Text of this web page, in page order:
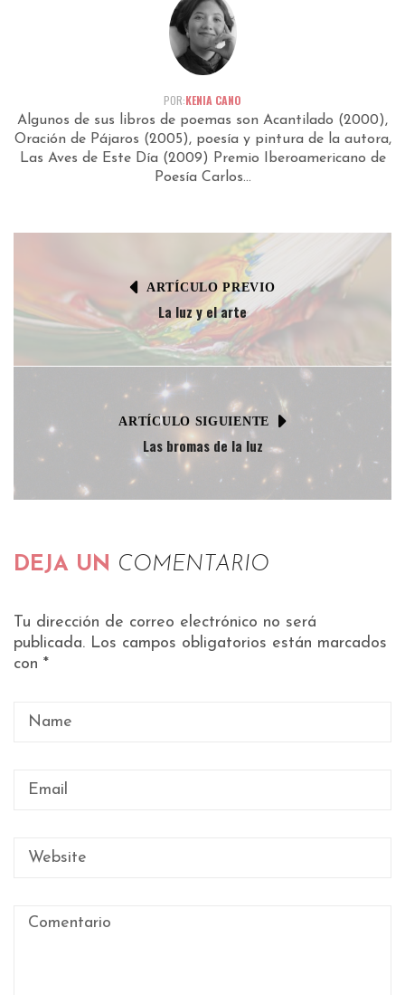
POR:KENIA CANO
Algunos de sus libros de poemas son Acantilado (2000),
Oración de Pájaros (2005), poesía y pintura de la autora,
Las Aves de Este Día (2009) Premio Iberoamericano de
Poesía Carlos...
ARTÍCULO PREVIO
La luz y el arte
ARTÍCULO SIGUIENTE
Las bromas de la luz
DEJA UN COMENTARIO
Tu dirección de correo electrónico no será
publicada. Los campos obligatorios están marcados
con *